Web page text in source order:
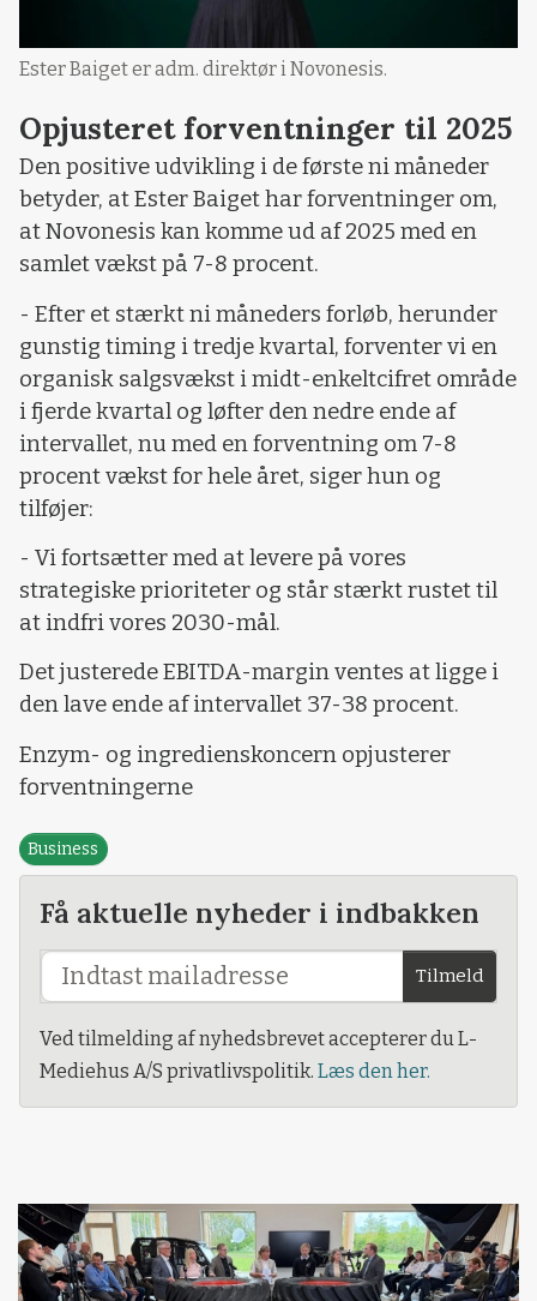
Ester Baiget er adm. direktør i Novonesis.
Opjusteret forventninger til 2025
Den positive udvikling i de første ni måneder
betyder, at Ester Baiget har forventninger om,
at Novonesis kan komme ud af 2025 med en
samlet vækst på 7-8 procent.
- Efter et stærkt ni måneders forløb, herunder
gunstig timing i tredje kvartal, forventer vi en
organisk salgsvækst i midt-enkeltcifret område
i fjerde kvartal og løfter den nedre ende af
intervallet, nu med en forventning om 7-8
procent vækst for hele året, siger hun og
tilføjer:
- Vi fortsætter med at levere på vores
strategiske prioriteter og står stærkt rustet til
at indfri vores 2030-mål.
Det justerede EBITDA-margin ventes at ligge i
den lave ende af intervallet 37-38 procent.
Enzym- og ingredienskoncern opjusterer
forventningerne
Business
Få aktuelle nyheder i indbakken
Tilmeld
Ved tilmelding af nyhedsbrevet accepterer du L-
Mediehus A/S privatlivspolitik. Læs den her.